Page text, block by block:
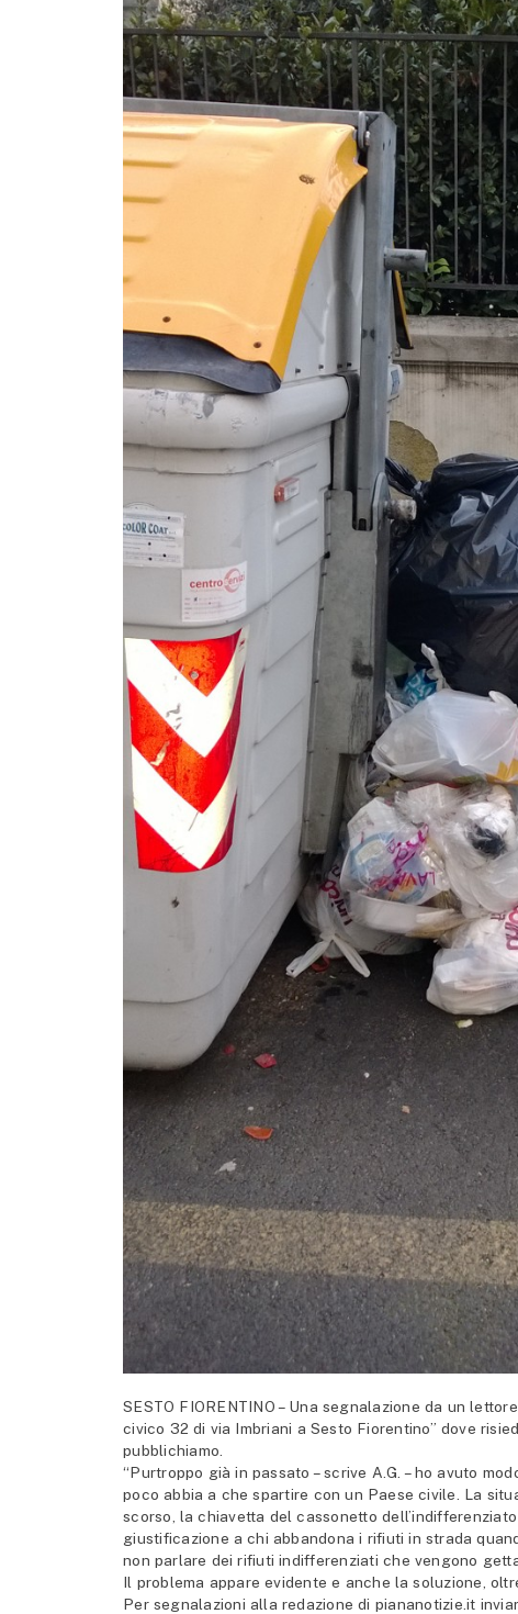
SESTO FIORENTINO – Una segnalazione da un
civico 32 di via Imbriani a Sesto Fiorentino” dove
pubblichiamo.
“Purtroppo già in passato – scrive A.G. – ho avuto
poco abbia a che spartire con un Paese civile. La
scorso, la chiavetta del cassonetto
giustificazione a chi abbandona i rifiuti in strada
non parlare dei rifiuti indifferenziati che vengono
Il problema appare evidente e anche la soluzione,
Per segnalazioni alla redazione di piananotizie.it